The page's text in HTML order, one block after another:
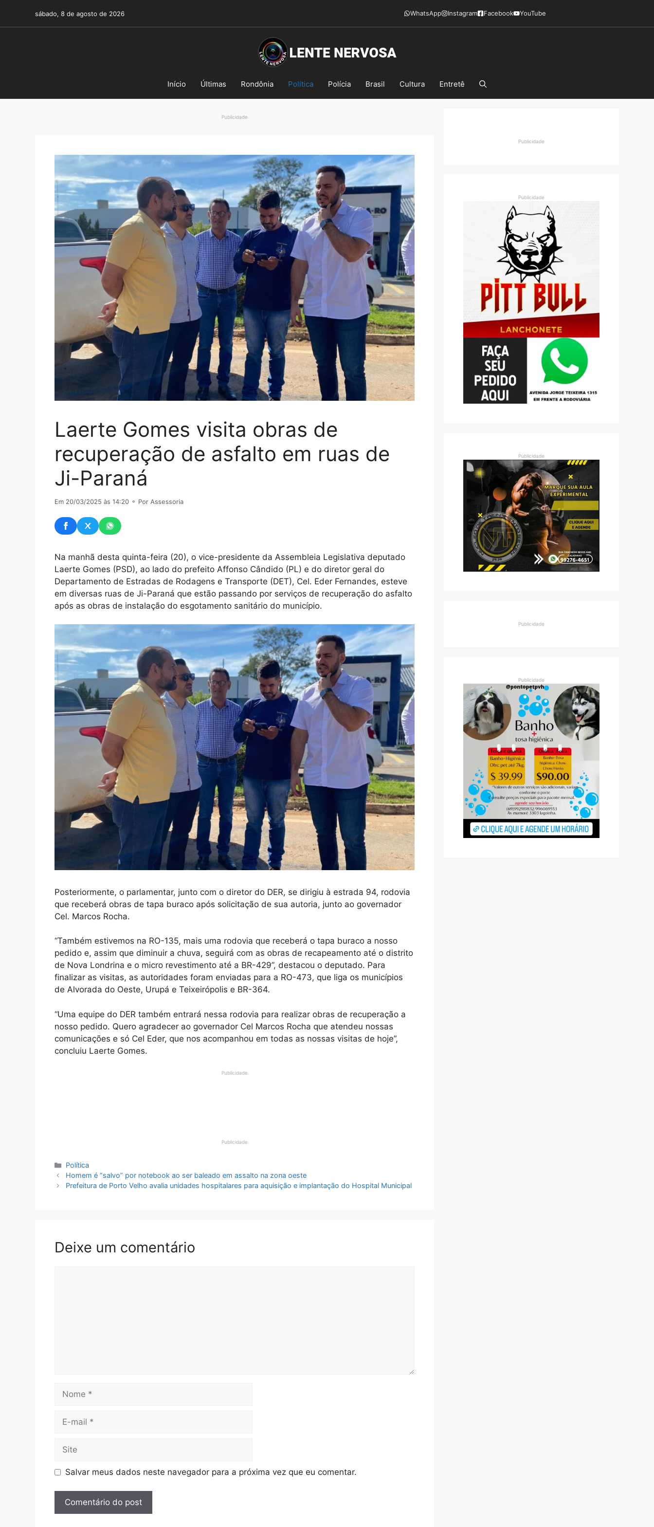
o
sábado, 8 de agosto de 2026 WhatsApp Instagram Facebook YouTube
Início Últimas Rondônia Política Polícia Brasil Cultura Entretê
Publicidade
Laerte Gomes visita obras de
recuperação de asfalto em ruas de
Ji-Paraná
Em 20/03/2025 às 14:20 ⚬ Por Assessoria
Na manhã desta quinta-feira (20), o vice-presidente da Assembleia Legislativa deputado
Laerte Gomes (PSD), ao lado do prefeito Affonso Cândido (PL) e do diretor geral do
Departamento de Estradas de Rodagens e Transporte (DET), Cel. Eder Fernandes, esteve
em diversas ruas de Ji-Paraná que estão passando por serviços de recuperação do asfalto
após as obras de instalação do esgotamento sanitário do município.
Posteriormente, o parlamentar, junto com o diretor do DER, se dirigiu à estrada 94, rodovia
que receberá obras de tapa buraco após solicitação de sua autoria, junto ao governador
Cel. Marcos Rocha.
“Também estivemos na RO-135, mais uma rodovia que receberá o tapa buraco a nosso
pedido e, assim que diminuir a chuva, seguirá com as obras de recapeamento até o distrito
de Nova Londrina e o micro revestimento até a BR-429”, destacou o deputado. Para
finalizar as visitas, as autoridades foram enviadas para a RO-473, que liga os municípios
de Alvorada do Oeste, Urupá e Teixeirópolis e BR-364.
“Uma equipe do DER também entrará nessa rodovia para realizar obras de recuperação a
nosso pedido. Quero agradecer ao governador Cel Marcos Rocha que atendeu nossas
comunicações e só Cel Eder, que nos acompanhou em todas as nossas visitas de hoje”,
concluiu Laerte Gomes.
Publicidade
Publicidade
Categorias
Política
Homem é “salvo” por notebook ao ser baleado em assalto na zona oeste
Prefeitura de Porto Velho avalia unidades hospitalares para aquisição e implantação do Hospital Municipal
Deixe um comentário
Nome
Site
Salvar meus dados neste navegador para a próxima vez que eu comentar.
Publicidade
Publicidade
Publicidade
Publicidade
Publicidade